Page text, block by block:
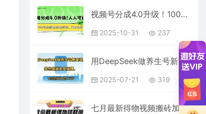
视频号分成4.0升级！100%原创视频享高收益，单日轻松1000+
2025-10-31 237
用DeepSeek做养生号新赛道，绿色赛道避免违规，1条视频收益3万多
2025-07-21 319
七月最新得物视频搬砖加球鞋搬砖玩法，可以多号矩阵操作，快速起号拉爆流量